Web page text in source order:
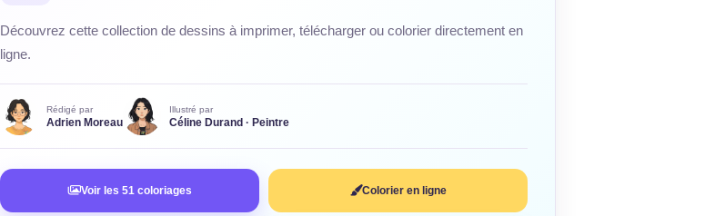
Découvrez cette collection de dessins à imprimer, télécharger ou colorier directement en
ligne.
Rédigé par
Adrien Moreau
Illustré par
Céline Durand · Peintre
Voir les 51 coloriages Colorier en ligne